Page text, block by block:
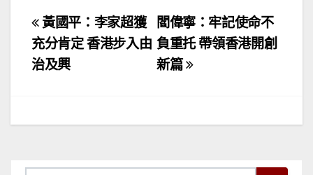
文
章
導
閻偉寧：牢記使命不
負重托 帶領香港開創
新篇
黃國平：李家超獲
充分肯定 香港步入由
治及興